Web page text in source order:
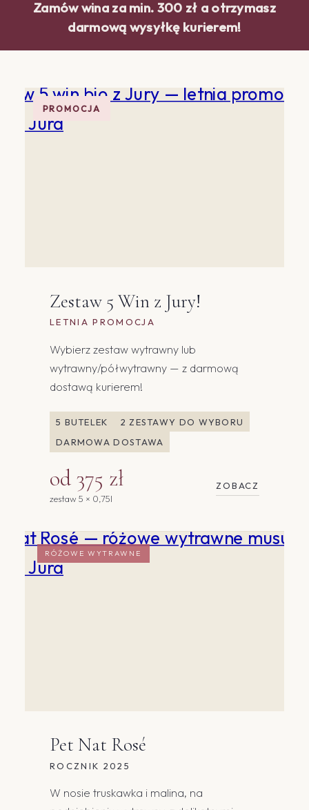
Zamów wina za min. 300 zł a otrzymasz
darmową wysyłkę kurierem!
PROMOCJA
Zestaw 5 Win z Jury!
LETNIA PROMOCJA
Wybierz zestaw wytrawny lub
wytrawny/półwytrawny — z darmową
dostawą kurierem!
5 BUTELEK
2 ZESTAWY DO WYBORU
DARMOWA DOSTAWA
od 375 zł
zestaw 5 × 0,75l
ZOBACZ
RÓŻOWE WYTRAWNE
Pet Nat Rosé
ROCZNIK 2025
W nosie truskawka i malina, na